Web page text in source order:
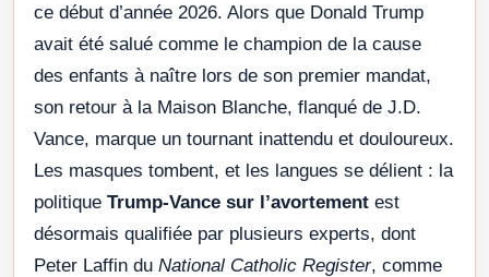
ce début d’année 2026. Alors que Donald Trump
avait été salué comme le champion de la cause
des enfants à naître lors de son premier mandat,
son retour à la Maison Blanche, flanqué de J.D.
Vance, marque un tournant inattendu et douloureux.
Les masques tombent, et les langues se délient : la
politique Trump-Vance sur l’avortement est
désormais qualifiée par plusieurs experts, dont
Peter Laffin du National Catholic Register, comme